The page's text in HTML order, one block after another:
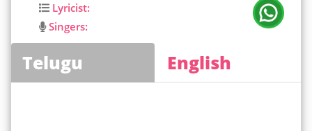
Lyricist:
Singers:
Telugu English